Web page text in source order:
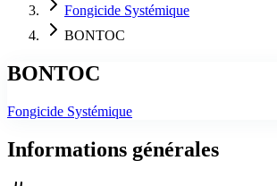
Fongicide Systémique
BONTOC
BONTOC
Fongicide Systémique
Informations générales